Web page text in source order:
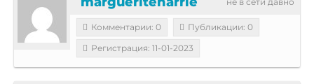
Комментарии: 0
Публикации: 0
Регистрация: 11-01-2023